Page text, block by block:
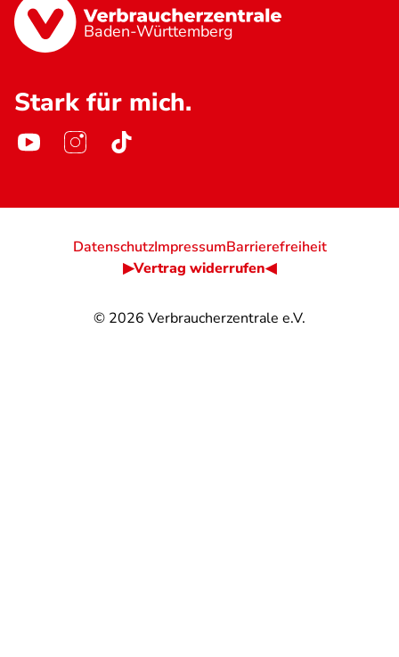
Baden-Württemberg
Stark für mich.
© 2026 Verbraucherzentrale e.V.
DatenschutzImpressumBarrierefreiheit
▶Vertrag widerrufen◀